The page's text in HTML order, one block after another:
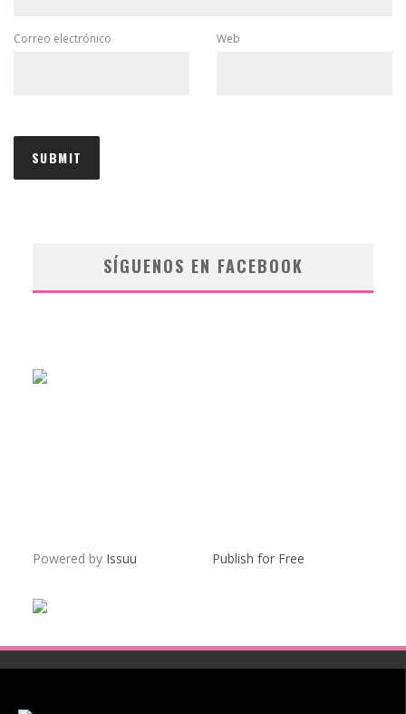
Correo electrónico Web
SÍGUENOS EN FACEBOOK
Powered by Issuu Publish for Free